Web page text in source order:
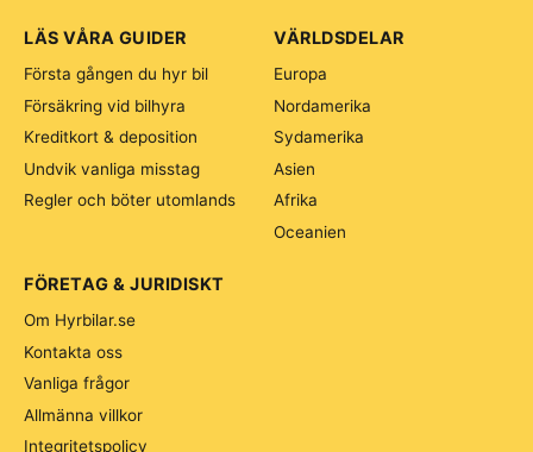
VÄRLDSDELAR
Europa
Nordamerika
Sydamerika
Asien
Afrika
Oceanien
LÄS VÅRA GUIDER
Första gången du hyr bil
Försäkring vid bilhyra
Kreditkort & deposition
Undvik vanliga misstag
Regler och böter utomlands
FÖRETAG & JURIDISKT
Om Hyrbilar.se
Kontakta oss
Vanliga frågor
Allmänna villkor
Integritetspolicy